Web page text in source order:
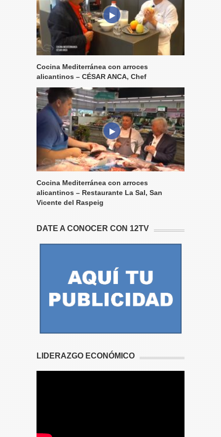
Cocina Mediterránea con arroces
alicantinos – CÉSAR ANCA, Chef
Cocina Mediterránea con arroces
alicantinos – Restaurante La Sal, San
Vicente del Raspeig
DATE A CONOCER CON 12TV
LIDERAZGO ECONÓMICO